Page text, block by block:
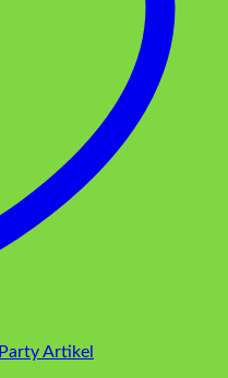
Party Artikel